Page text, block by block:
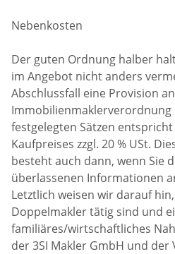
Nebenkosten
Der guten Ordnung halber
im Angebot nicht anders
Abschlussfall eine Provision
Immobilienmaklerverordnung
festgelegten Sätzen entspricht
Kaufpreises zzgl. 20 % USt.
besteht auch dann, wenn Sie
überlassenen Informationen
Letztlich weisen wir darauf
Doppelmakler tätig sind und
familiäres/wirtschaftliches
der 3SI Makler GmbH und